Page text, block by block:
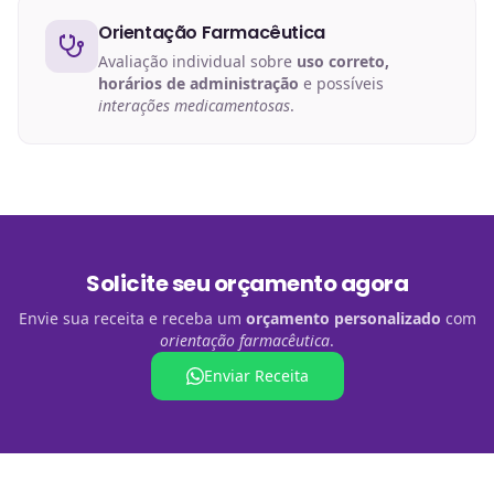
Orientação Farmacêutica
Avaliação individual sobre uso correto,
horários de administração e possíveis
interações medicamentosas.
Solicite seu orçamento agora
Envie sua receita e receba um orçamento personalizado com
orientação farmacêutica.
Enviar Receita